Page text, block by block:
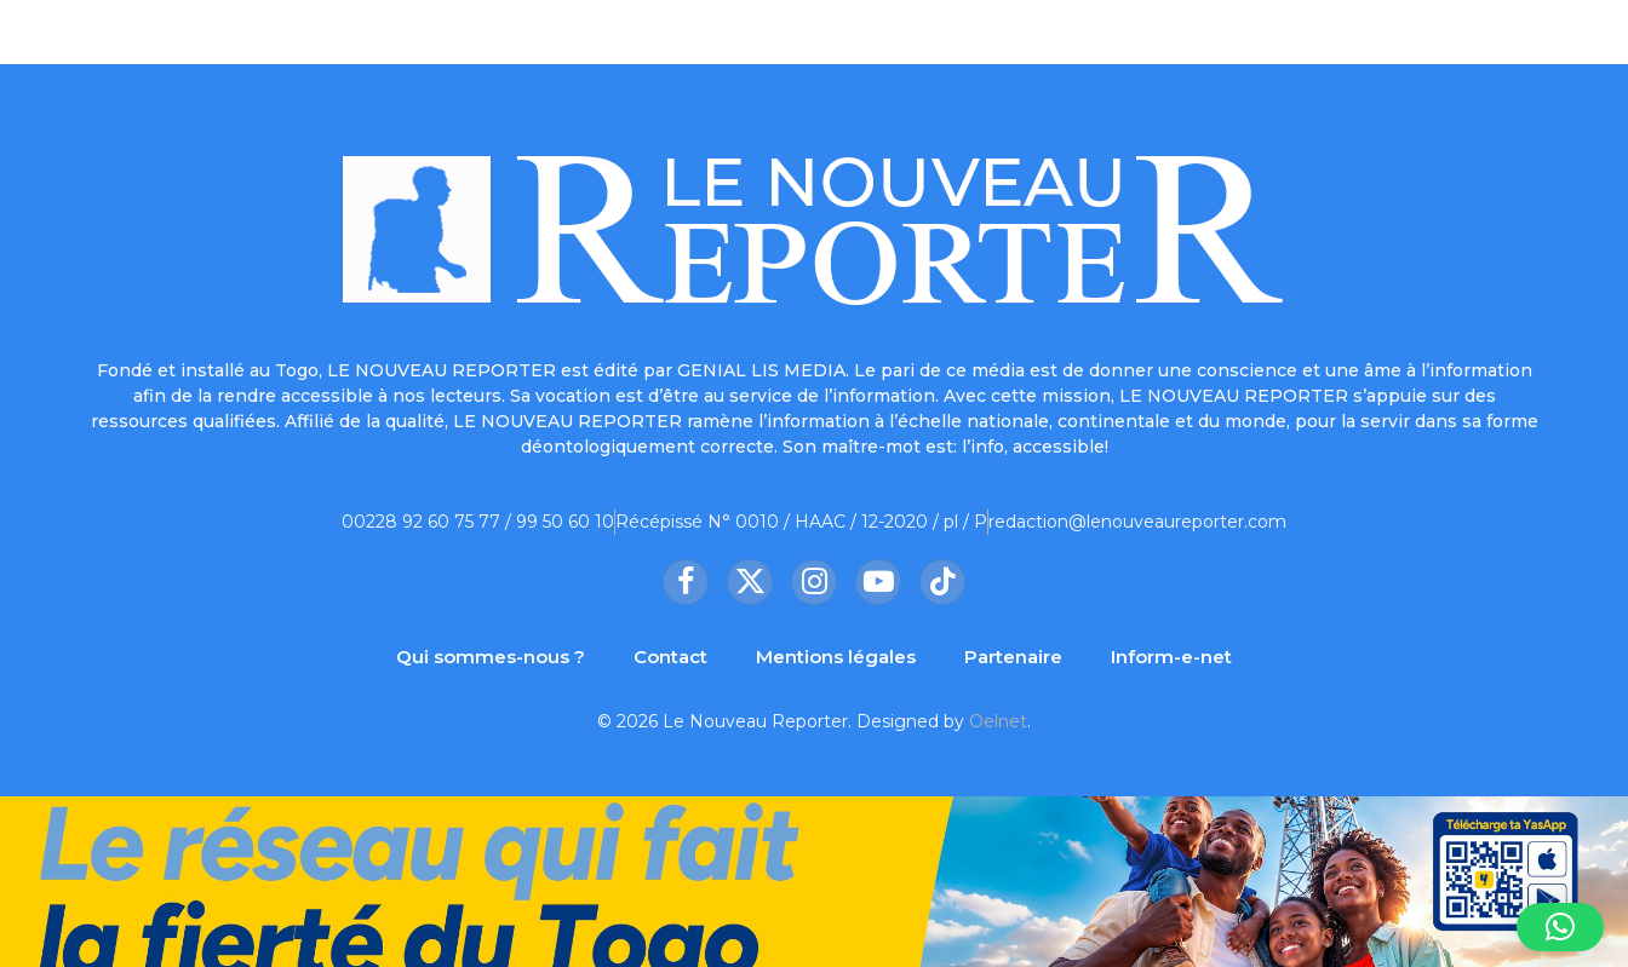
Fondé et installé au Togo, LE NOUVEAU REPORTER est édité par GENIAL LIS MEDIA. Le pari de ce média est de donner une conscience et une âme à l’information
afin de la rendre accessible à nos lecteurs. Sa vocation est d’être au service de l’information. Avec cette mission, LE NOUVEAU REPORTER s’appuie sur des
ressources qualifiées. Affilié de la qualité, LE NOUVEAU REPORTER ramène l’information à l’échelle nationale, continentale et du monde, pour la servir dans sa forme
déontologiquement correcte. Son maître-mot est: l’info, accessible!
00228 92 60 75 77 / 99 50 60 10 Récépissé N° 0010 / HAAC / 12-2020 / pl / Predaction@lenouveaureporter.com
Facebook
X
InstagramYouTubeTikTok
Qui sommes-nous ? Contact Mentions légales Partenaire Inform-e-net
© 2026 Le Nouveau Reporter. Designed by Oelnet.